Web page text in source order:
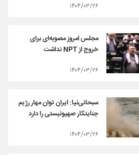
۱۴۰۴/۰۳/۲۶
مجلس امروز مصوبه‌ای برای
خروج از NPT نداشت
۱۴۰۴/۰۳/۲۶
سبحانی‌نیا: ایران توان مهار رژیم
جنایتکار صهیونیستی را دارد
۱۴۰۴/۰۳/۲۶